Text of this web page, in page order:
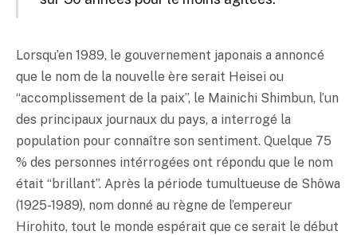
Lorsqu’en 1989, le gouvernement japonais a annoncé
que le nom de la nouvelle ère serait Heisei ou
“accomplissement de la paix”, le Mainichi Shimbun, l’un
des principaux journaux du pays, a interrogé la
population pour connaître son sentiment. Quelque 75
% des personnes intérrogées ont répondu que le nom
était “brillant”. Après la période tumultueuse de Shôwa
(1925-1989), nom donné au règne de l’empereur
Hirohito, tout le monde espérait que ce serait le début